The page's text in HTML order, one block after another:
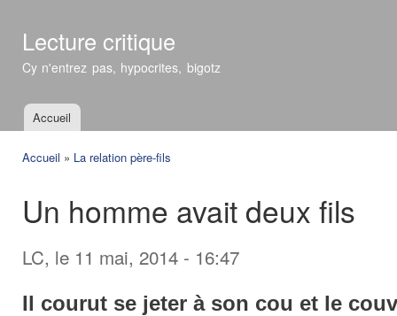
Lecture critique
Cy n'entrez pas, hypocrites, bigotz
Menu principal
Accueil
Accueil » La relation père-fils
Un homme avait deux fils
LC, le 11 mai, 2014 - 16:47
Il courut se jeter à son cou et le